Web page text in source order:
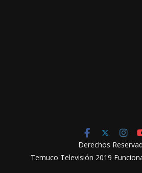
Derechos
Temuco Televisión 2019